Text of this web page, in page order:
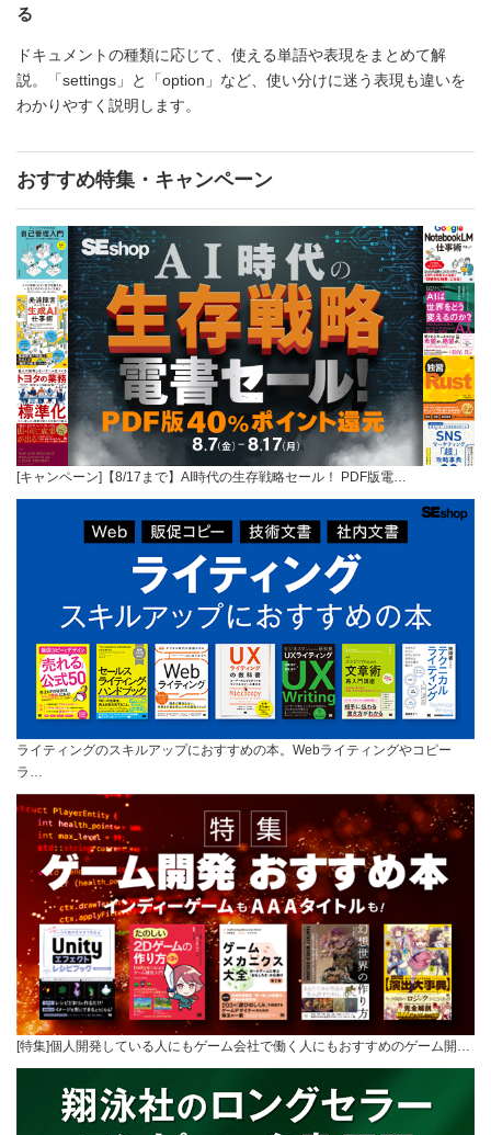
る
ドキュメントの種類に応じて、使える単語や表現をまとめて解
説。「settings」と「option」など、使い分けに迷う表現も違いを
わかりやすく説明します。
おすすめ特集・キャンペーン
[キャンペーン]【8/17まで】AI時代の生存戦略セール！ PDF版電…
ライティングのスキルアップにおすすめの本。Webライティングやコピー
ラ…
[特集]個人開発している人にもゲーム会社で働く人にもおすすめのゲーム開…